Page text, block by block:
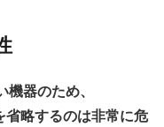
器のため、
省略するのは非常に危